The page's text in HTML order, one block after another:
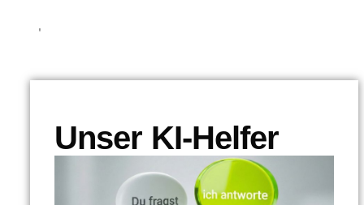
'
Unser KI-Helfer